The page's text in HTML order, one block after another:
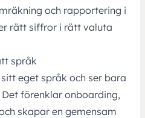
och rapportering i
rätt siffror i rätt valuta
språk
eget språk och ser bara
förenklar onboarding,
skapar en gemensam